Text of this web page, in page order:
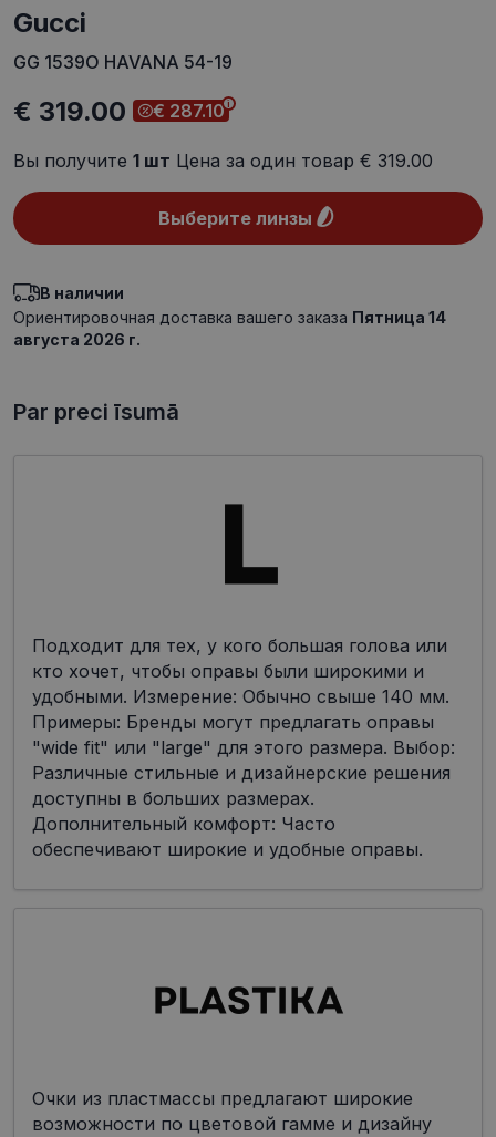
Gucci
GG 1539O HAVANA 54-19
€ 319.00 € 287.10
Вы получите 1 шт Цена за один товар € 319.00
Выберите линзы
В наличии
Ориентировочная доставка вашего заказа Пятница 14
августа 2026 г.
Par preci īsumā
Подходит для тех, у кого большая голова или
кто хочет, чтобы оправы были широкими и
удобными. Измерение: Обычно свыше 140 мм.
Примеры: Бренды могут предлагать оправы
"wide fit" или "large" для этого размера. Выбор:
Различные стильные и дизайнерские решения
доступны в больших размерах.
Дополнительный комфорт: Часто
обеспечивают широкие и удобные оправы.
Очки из пластмассы предлагают широкие
возможности по цветовой гамме и дизайну